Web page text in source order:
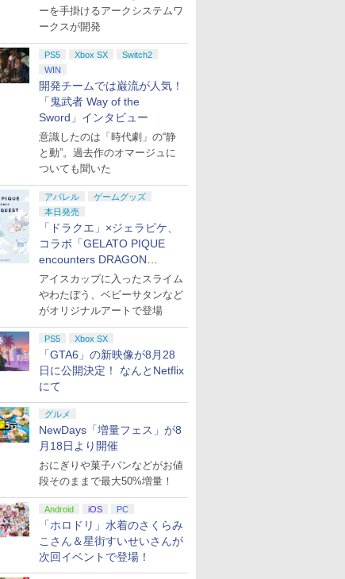
ーを手掛けるアークシステムワ
ークスが開発
PS5 Xbox SX
Switch2
WIN
開発チームでは巌流が人気！
「鬼武者 Way of the
Sword」インタビュー
意識したのは「時代劇」の“静
と動”。過去作のオマージュに
ついても聞いた
アパレル
ゲームグッズ
本日発売
「ドラクエ」×ジェラピケ、
コラボ「GELATO PIQUE
encounters DRAGON
QUEST」第2弾が本日発売
アイスカップに入ったスライム
やわたぼう、ベビーサタンなど
がオリジナルアートで登場
PS5 Xbox SX
「GTA6」の新映像が8月28
日に公開決定！ なんとNetflix
にて
グルメ
NewDays「増量フェス」が8
月18日より開催
おにぎりや菓子パンなどがお値
段そのままで最大50%増量！
Android iOS PC
「ホロドリ」水着のさくらみ
こさん＆星街すいせいさんが
次回イベントで登場！